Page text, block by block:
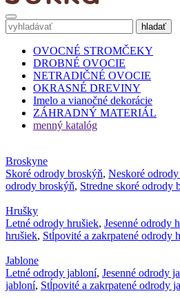
OVOCNÉ STROMČEKY
DROBNÉ OVOCIE
NETRADIČNÉ OVOCIE
OKRASNÉ DREVINY
Imelo a vianočné dekorácie
ZÁHRADNÝ MATERIÁL
menný katalóg
Broskyne
Skoré odrody broskýň, Neskoré
odrody broskýň, Stredne skoré odrody
Hrušky
Letné odrody hrušiek, Jesenné odrody
hrušiek, Stĺpovité a zakrpatené odrody
Jablone
Letné odrody jabloní, Jesenné odrody
jabloní, Stĺpovité a zakrpatené odrody